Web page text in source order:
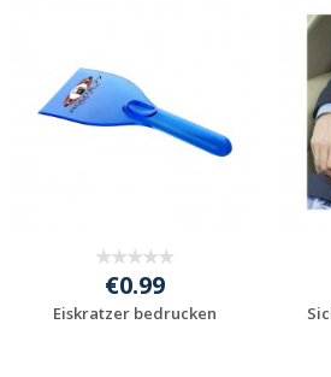
€0.99
Eiskratzer bedrucken